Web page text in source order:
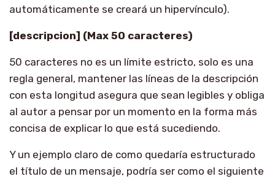
automáticamente se creará un hipervínculo).
[descripcion] (Max 50 caracteres)
50 caracteres no es un límite estricto, solo es una
regla general, mantener las líneas de la descripción
con esta longitud asegura que sean legibles y obliga
al autor a pensar por un momento en la forma más
concisa de explicar lo que está sucediendo.
Y un ejemplo claro de como quedaría estructurado
el título de un mensaje, podría ser como el siguiente